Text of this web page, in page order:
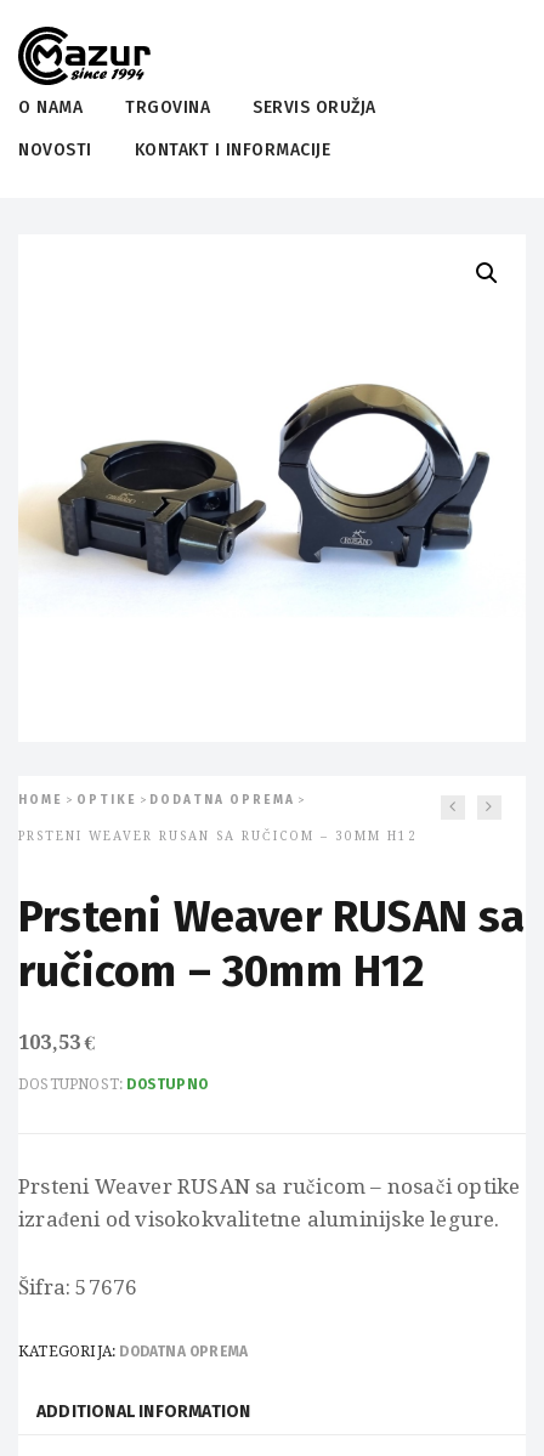
O NAMA TRGOVINA SERVIS ORUŽJA
NOVOSTI KONTAKT I INFORMACIJE
HOME > OPTIKE > DODATNA OPREMA >
PRSTENI WEAVER RUSAN SA RUČICOM – 30MM H12
Prsteni Weaver RUSAN sa
ručicom – 30mm H12
103,53€
DOSTUPNOST: DOSTUPNO
Prsteni Weaver RUSAN sa ručicom – nosači optike
izrađeni od visokokvalitetne aluminijske legure.
Šifra: 57676
KATEGORIJA: DODATNA OPREMA
ADDITIONAL INFORMATION